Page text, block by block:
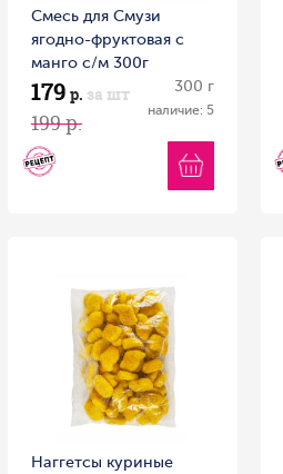
Смесь для Смузи
ягодно-фруктовая с
манго с/м 300г
Витамин
179 р. за шт
199 р.
300 г
наличие: 5
Наггетсы куриные